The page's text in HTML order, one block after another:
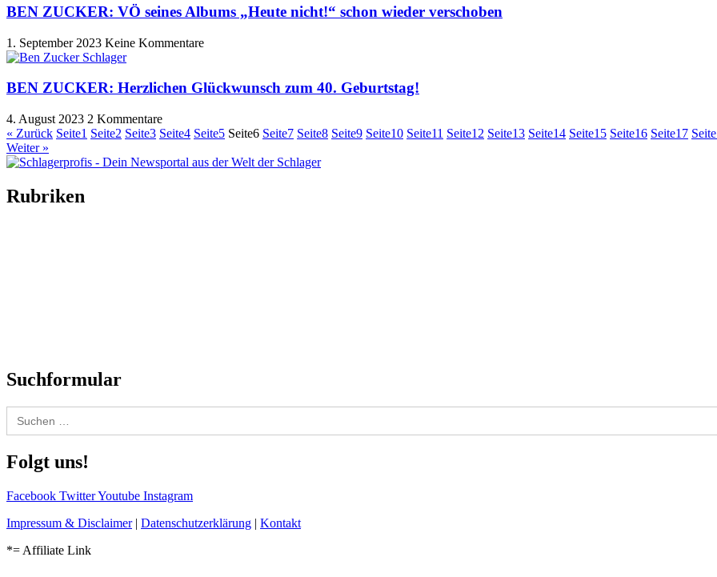
BEN ZUCKER: VÖ seines Albums „Heute nicht!“ schon wieder verschoben
1. September 2023 Keine Kommentare
BEN ZUCKER: Herzlichen Glückwunsch zum 40. Geburtstag!
4. August 2023 2 Kommentare
« Zurück Seite1 Seite2 Seite3 Seite4 Seite5 Seite6 Seite7 Seite8 Seite9 Seite10 Seite11 Seite12 Seite13 Seite14 Seite15 Seite16 Seite17 Seite
Weiter »
Rubriken
Suchformular
Search
for:
Folgt uns!
Facebook TwitterYoutube Instagram
Impressum & Disclaimer| Datenschutzerklärung | Kontakt
*= Affiliate Link